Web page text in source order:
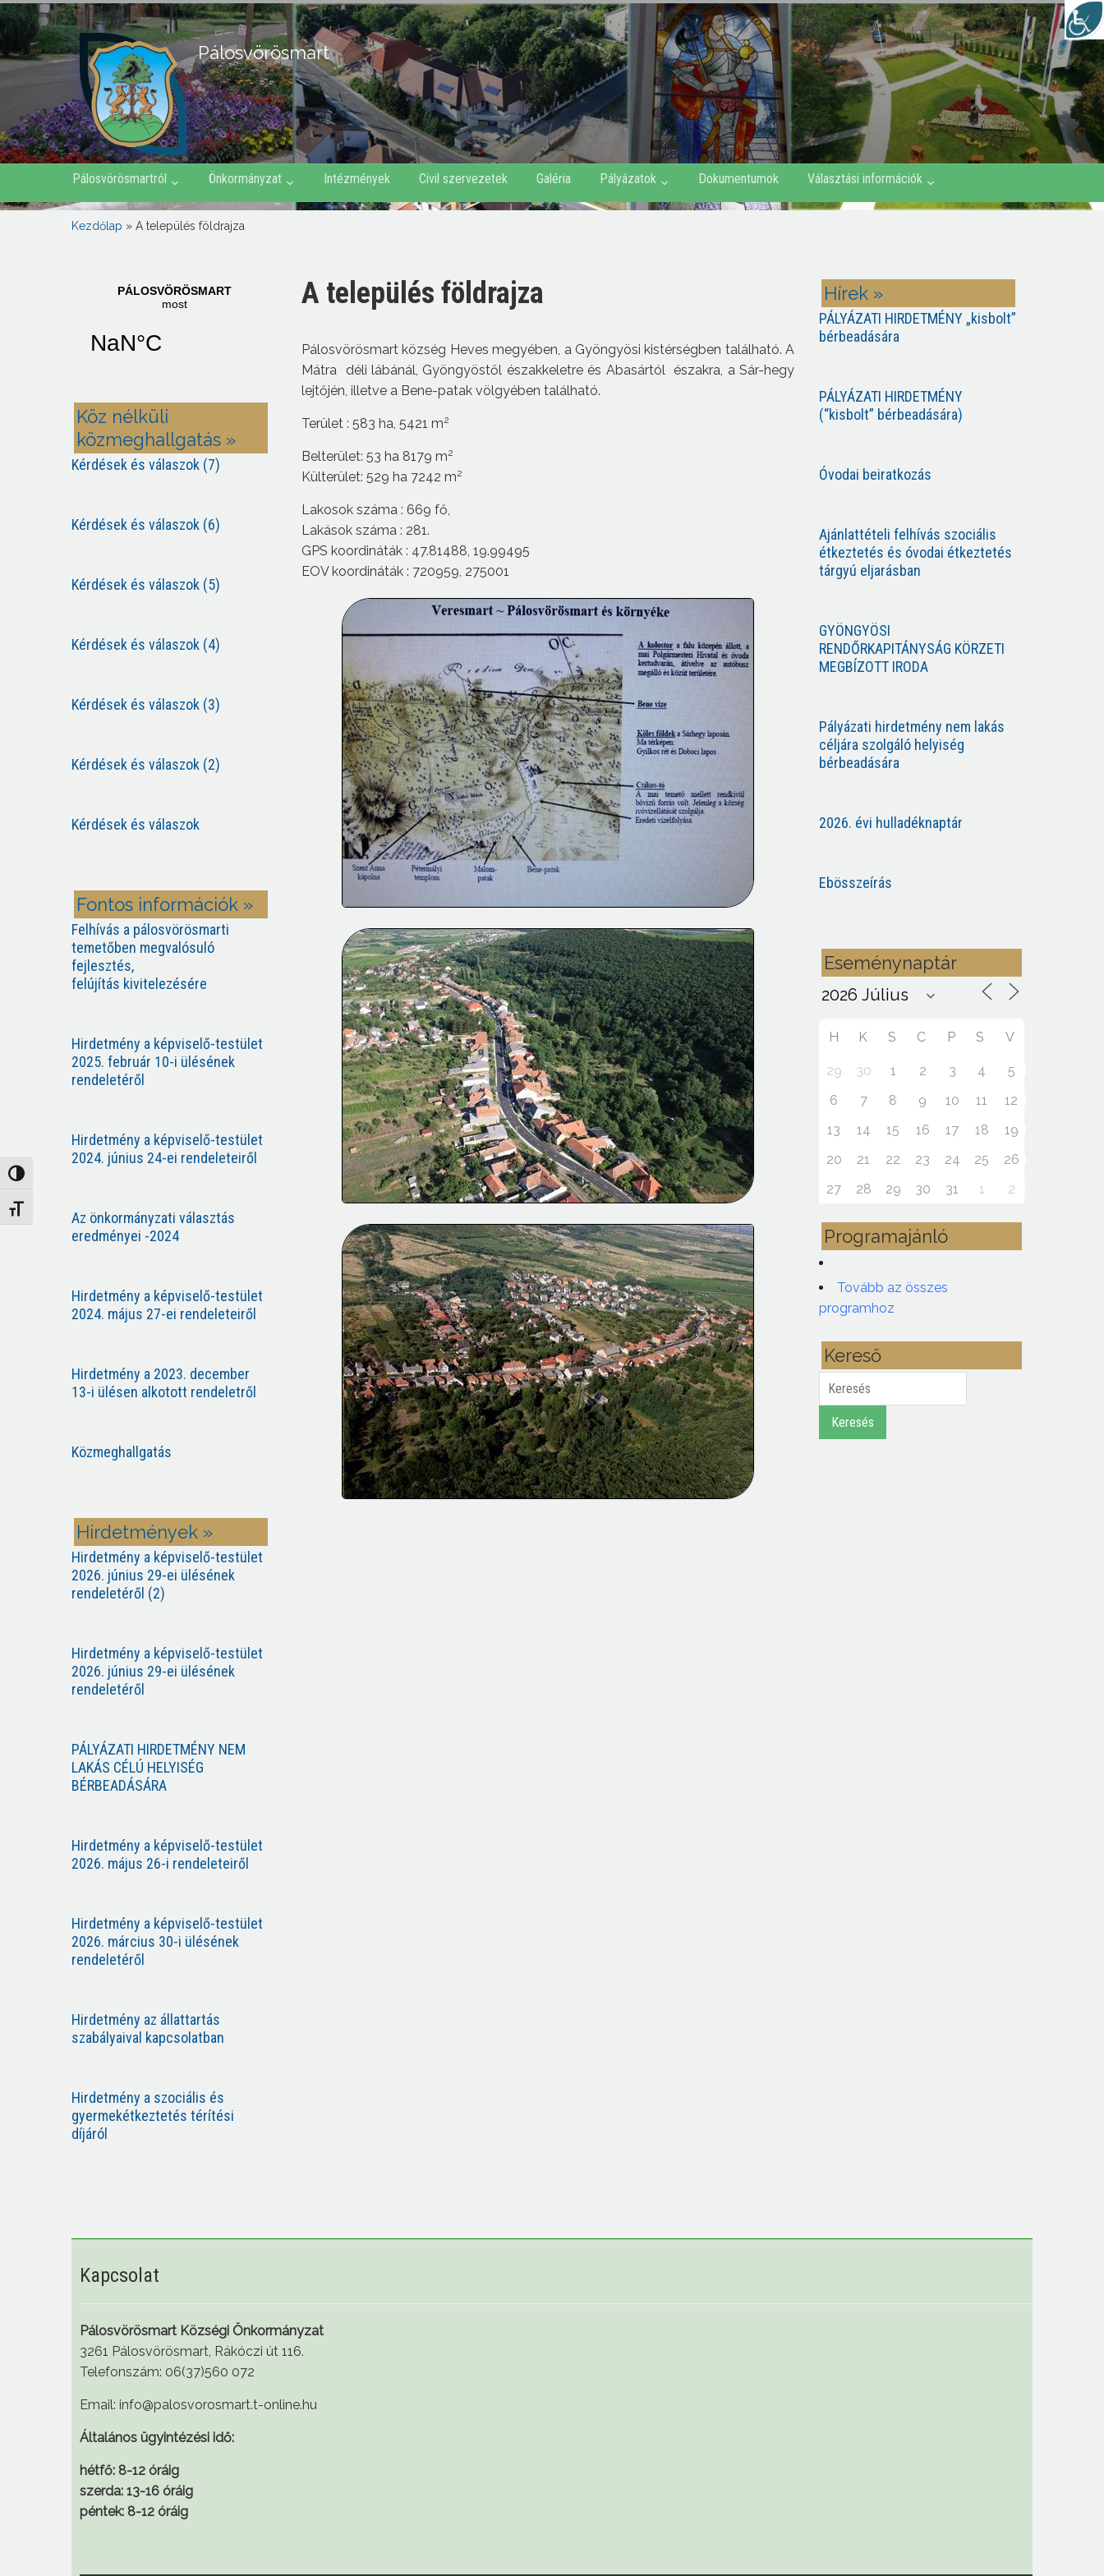
Nagy kontraszt váltása
Betűméret váltása
Pálosvörösmart
Pálosvörösmartról Önkormányzat Intézmények Civil szervezetek Galéria Pályázatok Dokumentumok Választási információk
Kezdőlap » A település földrajza
Köz nélküli
közmeghallgatás »
Kérdések és válaszok (7)
Kérdések és válaszok (6)
Kérdések és válaszok (5)
Kérdések és válaszok (4)
Kérdések és válaszok (3)
Kérdések és válaszok (2)
Kérdések és válaszok
Fontos információk »
Felhívás a pálosvörösmarti
temetőben megvalósuló
fejlesztés,
felújítás kivitelezésére
Hirdetmény a képviselő-testület
2025. február 10-i ülésének
rendeletéről
Hirdetmény a képviselő-testület
2024. június 24-ei rendeleteiről
Az önkormányzati választás
eredményei -2024
Hirdetmény a képviselő-testület
2024. május 27-ei rendeleteiről
Hirdetmény a 2023. december
13-i ülésen alkotott rendeletről
Közmeghallgatás
Hirdetmények »
Hirdetmény a képviselő-testület
2026. június 29-ei ülésének
rendeletéről (2)
Hirdetmény a képviselő-testület
2026. június 29-ei ülésének
rendeletéről
PÁLYÁZATI HIRDETMÉNY NEM
LAKÁS CÉLÚ HELYISÉG
BÉRBEADÁSÁRA
Hirdetmény a képviselő-testület
2026. május 26-i rendeleteiről
Hirdetmény a képviselő-testület
2026. március 30-i ülésének
rendeletéről
Hirdetmény az állattartás
szabályaival kapcsolatban
Hirdetmény a szociális és
gyermekétkeztetés térítési
díjáról
A település földrajza
Pálosvörösmart község Heves megyében, a Gyöngyösi kistérségben található. A
Mátra déli lábánál, Gyöngyöstől északkeletre és Abasártól északra, a Sár-hegy
lejtőjén, illetve a Bene-patak völgyében található.
Terület : 583 ha, 5421 m2
Belterület: 53 ha 8179 m2
Külterület: 529 ha 7242 m2
Lakosok száma : 669 fő,
Lakások száma : 281.
GPS koordináták : 47.81488, 19.99495
EOV koordináták : 720959, 275001
Hírek »
PÁLYÁZATI HIRDETMÉNY „kisbolt”
bérbeadására
PÁLYÁZATI HIRDETMÉNY
(“kisbolt” bérbeadására)
Óvodai beiratkozás
Ajánlattételi felhívás szociális
étkeztetés és óvodai étkeztetés
tárgyú eljarásban
GYÖNGYÖSI
RENDŐRKAPITÁNYSÁG KÖRZETI
MEGBÍZOTT IRODA
Pályázati hirdetmény nem lakás
céljára szolgáló helyiség
bérbeadására
2026. évi hulladéknaptár
Ebösszeírás
Eseménynaptár
H K S C P S V
29 30 1 2 3 4
5
6
7 8 9 10 11
12
13
14 15 16 17 18
19
20
21 22 23 24 25
26
27
28 29 30 31 1 2
Programajánló
Tovább az összes
programhoz
Kereső
Keresés
Keresés
Kapcsolat
Pálosvörösmart Községi Önkormányzat
3261 Pálosvörösmart, Rákóczi út 116.
Telefonszám: 06(37)560 072
Email: info@palosvorosmart.t-online.hu
Általános ügyintézési idő:
hétfő: 8-12 óráig
szerda: 13-16 óráig
péntek: 8-12 óráig